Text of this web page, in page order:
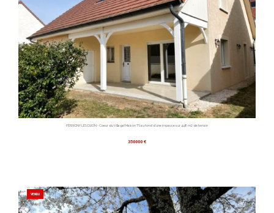
PERRIGNY LES DIJON - Coeur du Village! Maison T6 au fond d'une impasse sur 448 m2 de terrain
350000 €
VENDU